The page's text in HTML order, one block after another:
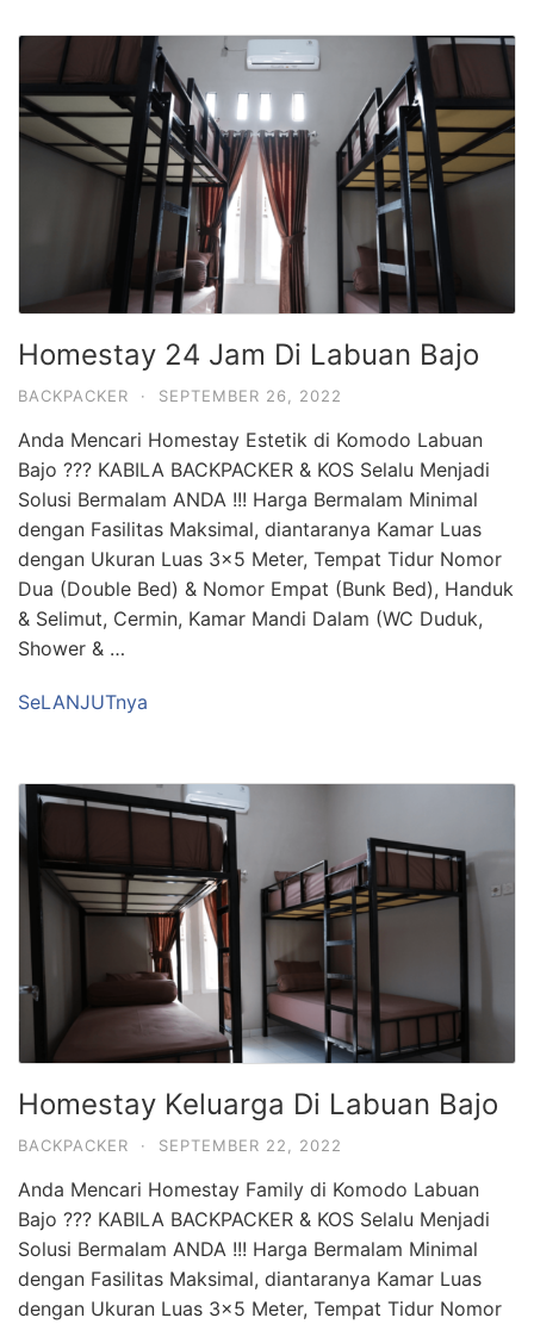
Homestay 24 Jam Di Labuan Bajo
BACKPACKER · SEPTEMBER 26, 2022
Anda Mencari Homestay Estetik di Komodo Labuan
Bajo ??? KABILA BACKPACKER & KOS Selalu Menjadi
Solusi Bermalam ANDA !!! Harga Bermalam Minimal
dengan Fasilitas Maksimal, diantaranya Kamar Luas
dengan Ukuran Luas 3×5 Meter, Tempat Tidur Nomor
Dua (Double Bed) & Nomor Empat (Bunk Bed), Handuk
& Selimut, Cermin, Kamar Mandi Dalam (WC Duduk,
Shower & …
SeLANJUTnya
Homestay Keluarga Di Labuan Bajo
BACKPACKER · SEPTEMBER 22, 2022
Anda Mencari Homestay Family di Komodo Labuan
Bajo ??? KABILA BACKPACKER & KOS Selalu Menjadi
Solusi Bermalam ANDA !!! Harga Bermalam Minimal
dengan Fasilitas Maksimal, diantaranya Kamar Luas
dengan Ukuran Luas 3×5 Meter, Tempat Tidur Nomor